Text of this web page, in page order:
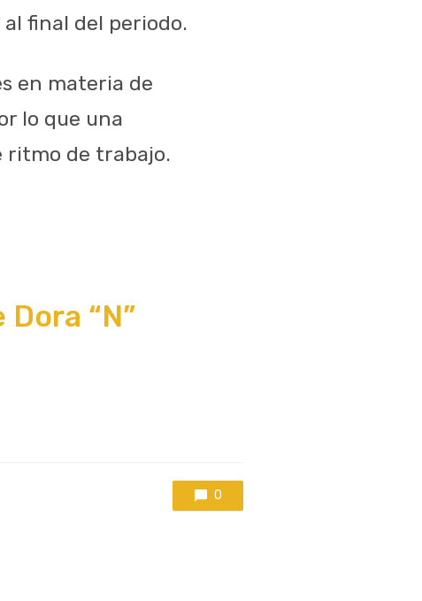
final del periodo.
en materia de
lo que una
ritmo de trabajo.
“N”
0